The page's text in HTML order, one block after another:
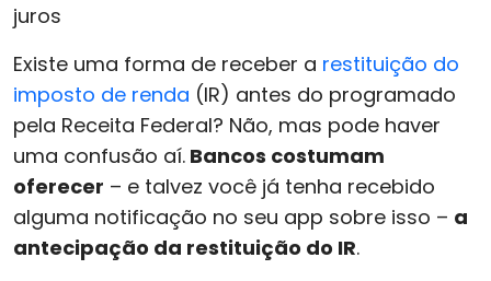
juros
Existe uma forma de receber a restituição do
imposto de renda (IR) antes do programado
pela Receita Federal? Não, mas pode haver
uma confusão aí. Bancos costumam
oferecer – e talvez você já tenha recebido
alguma notificação no seu app sobre isso – a
antecipação da restituição do IR.